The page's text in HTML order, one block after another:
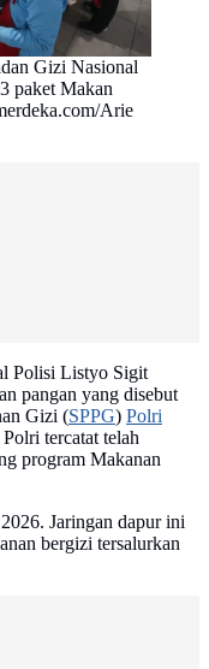
Gizi Nasional
paket Makan
Arie
Polisi Listyo Sigit
pangan yang disebut
Gizi (SPPG) Polri
tercatat telah
program Makanan
Jaringan dapur ini
bergizi tersalurkan